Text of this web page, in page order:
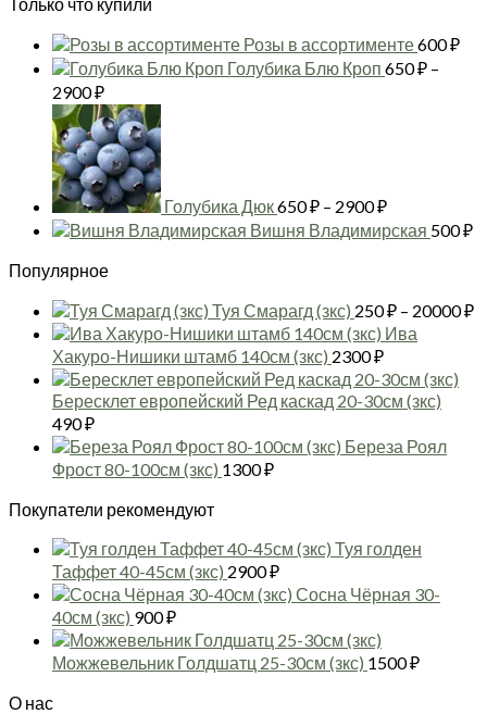
Розы в ассортименте600₽
Голубика Блю Кроп 650₽ –
2900₽Диапазон
цен:
650 ₽
–
2900 ₽
Голубика Дюк650₽ – 2900₽2900 ₽
Вишня Владимирская 500₽
Популярное
Туя Смарагд (зкс) 250₽ – 20000₽
Ива
Хакуро-Нишики штамб 140см (зкс) 2300₽
Бересклет европейский Ред каскад 20-30см (зкс)
490₽
Береза Роял
Фрост 80-100см (зкс) 1300₽
Покупатели рекомендуют
Туя голден
Таффет 40-45см (зкс) 2900₽
Сосна Чёрная 30-
40см (зкс) 900₽
Можжевельник Голдшатц 25-30см (зкс) 1500₽
О нас